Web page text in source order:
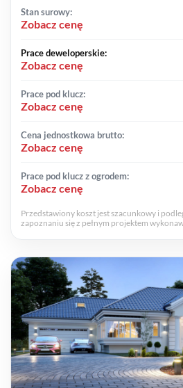
Stan surowy:
Zobacz cenę
Prace deweloperskie:
Zobacz cenę
Prace pod klucz:
Zobacz cenę
Cena jednostkowa brutto:
Zobacz cenę
Prace pod klucz z ogrodem:
Zobacz cenę
Przedstawiony koszt jest szacunkowy i
zapoznaniu się z pełnym projektem